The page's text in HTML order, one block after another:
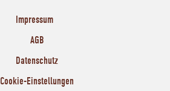
Impressum
AGB
Datenschutz
Cookie-Einstellungen